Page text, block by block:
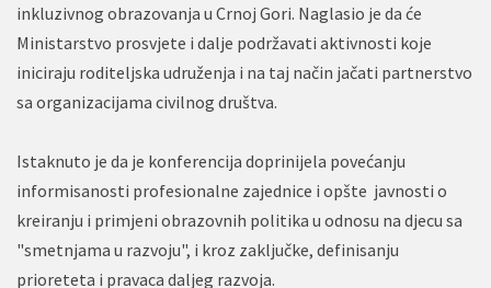
inkluzivnog obrazovanja u Crnoj Gori. Naglasio je da će
Ministarstvo prosvjete i dalje podržavati aktivnosti koje
iniciraju roditeljska udruženja i na taj način jačati partnerstvo
sa organizacijama civilnog društva.
Istaknuto je da je konferencija doprinijela povećanju
informisanosti profesionalne zajednice i opšte javnosti o
kreiranju i primjeni obrazovnih politika u odnosu na djecu sa
"smetnjama u razvoju", i kroz zaključke, definisanju
prioreteta i pravaca daljeg razvoja.